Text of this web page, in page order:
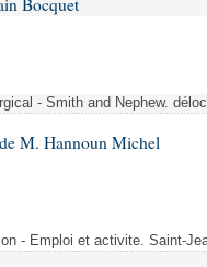
Bocquet
- Smith and Nephew.
M. Hannoun Michel
- Emploi et activite. Saint-